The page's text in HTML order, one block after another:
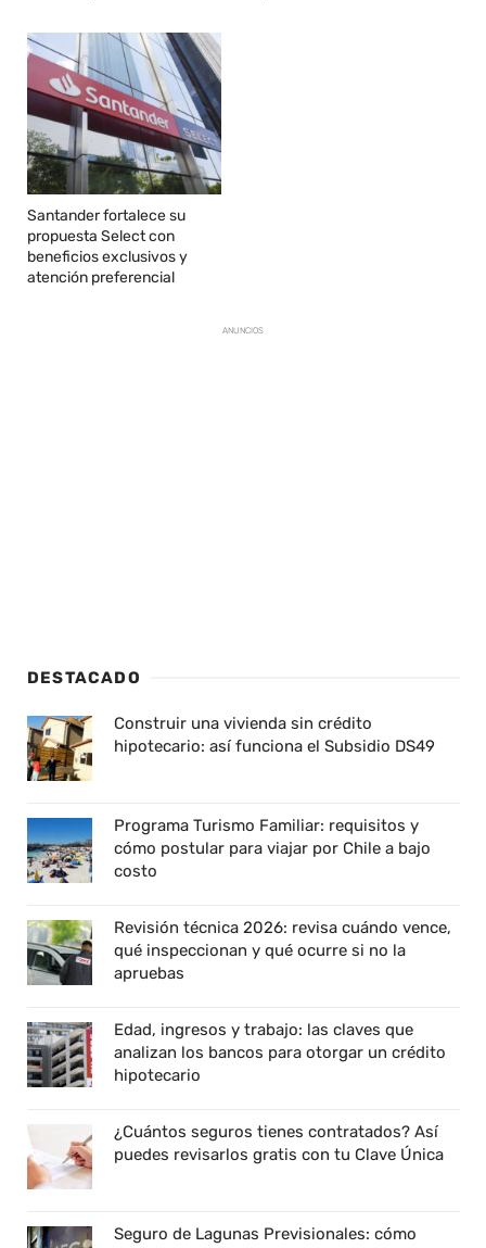
Santander fortalece su
propuesta Select con
beneficios exclusivos y
atención preferencial
ANUNCIOS
DESTACADO
Construir una vivienda sin crédito
hipotecario: así funciona el Subsidio DS49
Programa Turismo Familiar: requisitos y
cómo postular para viajar por Chile a bajo
costo
Revisión técnica 2026: revisa cuándo vence,
qué inspeccionan y qué ocurre si no la
apruebas
Edad, ingresos y trabajo: las claves que
analizan los bancos para otorgar un crédito
hipotecario
¿Cuántos seguros tienes contratados? Así
puedes revisarlos gratis con tu Clave Única
Seguro de Lagunas Previsionales: cómo